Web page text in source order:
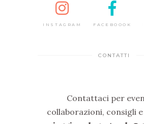
INSTAGRAM FACEBOOOK
CONTATTI
Contattaci per
collaborazioni, consigli